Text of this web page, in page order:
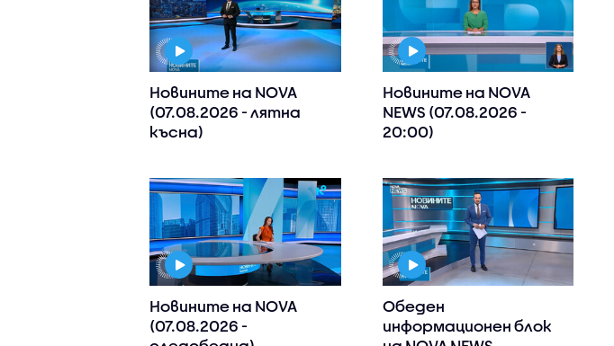
Новините на NOVA
(07.08.2026 - лятна
късна)
Новините на NOVA
NEWS (07.08.2026 -
20:00)
Новините на NOVA
(07.08.2026 -
Обеден
информационен блок